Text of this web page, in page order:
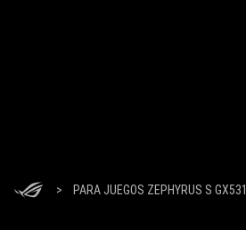
> PARA JUEGOS ZEPHYRUS S GX531